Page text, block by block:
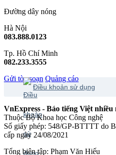
Đường dây nóng
Hà Nội
083.888.0123
Tp. Hồ Chí Minh
082.233.3555
Gửi tòa soạn Quảng cáo
Điều khoản sử dụng
VnExpress - Báo tiếng Việt
Thuộc Bộ Khoa học Công nghệ
Số giấy phép: 548/GP-BTTTT do
cấp ngày 24/08/2021
Tổng biên tập: Phạm Văn Hiếu